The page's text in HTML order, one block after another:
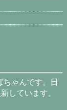
ゃんです。日
しています。